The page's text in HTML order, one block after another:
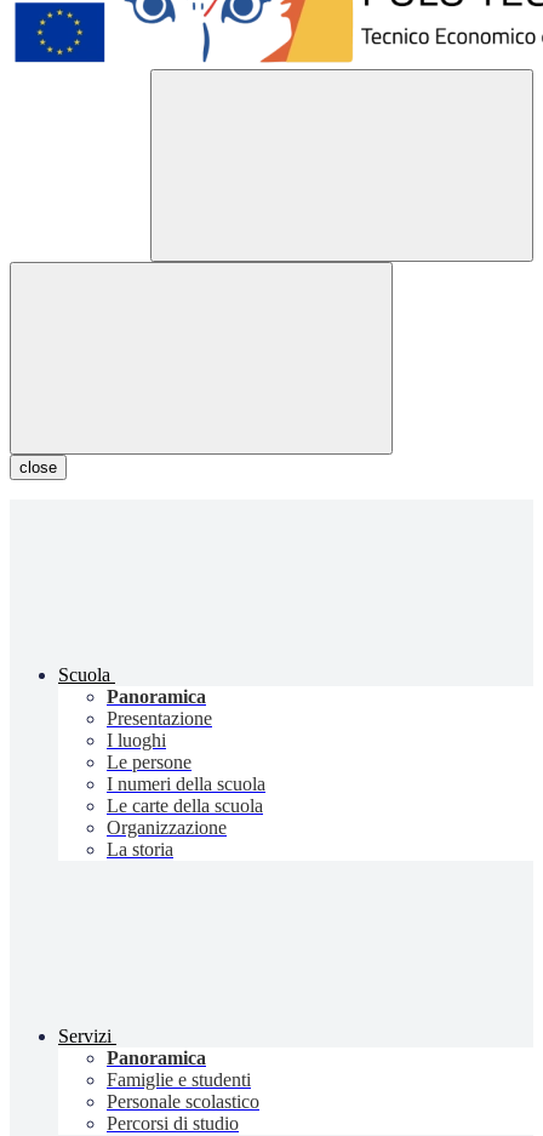
close
Scuola
Panoramica
Presentazione
I luoghi
Le persone
I numeri della scuola
Le carte della scuola
Organizzazione
La storia
Servizi
Panoramica
Famiglie e studenti
Personale scolastico
Percorsi di studio